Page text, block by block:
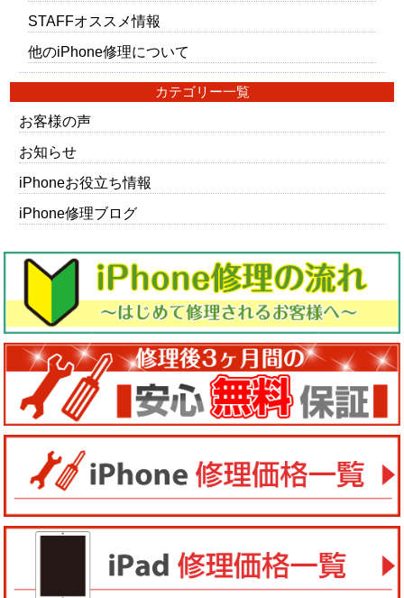
STAFFオススメ情報
他のiPhone修理について
カテゴリー一覧
お客様の声
お知らせ
iPhoneお役立ち情報
iPhone修理ブログ